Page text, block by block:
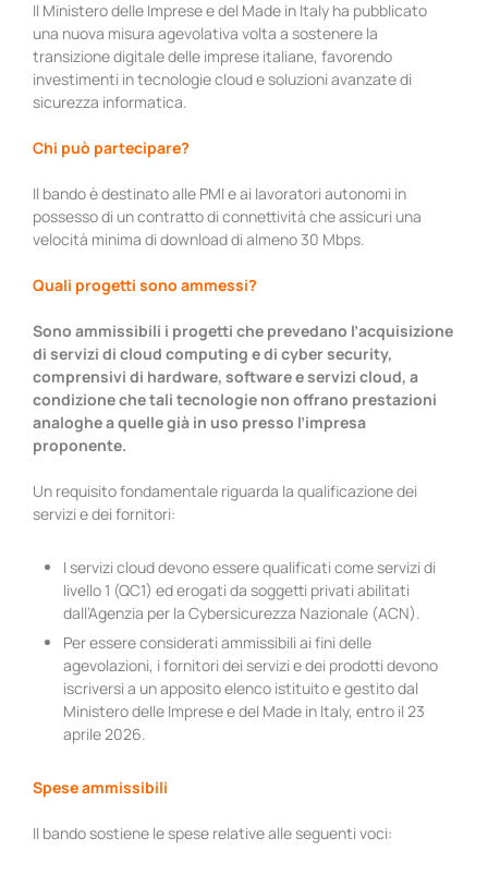
Il Ministero delle Imprese e del Made in Italy ha pubblicato
una nuova misura agevolativa volta a sostenere la
transizione digitale delle imprese italiane, favorendo
investimenti in tecnologie cloud e soluzioni avanzate di
sicurezza informatica.
Chi può partecipare?
Il bando è destinato alle PMI e ai lavoratori autonomi in
possesso di un contratto di connettività che assicuri una
velocità minima di download di almeno 30 Mbps.
Quali progetti sono ammessi?
Sono ammissibili i progetti che prevedano l’acquisizione
di servizi di cloud computing e di cyber security,
comprensivi di hardware, software e servizi cloud, a
condizione che tali tecnologie non offrano prestazioni
analoghe a quelle già in uso presso l’impresa
proponente.
Un requisito fondamentale riguarda la qualificazione dei
servizi e dei fornitori:
I servizi cloud devono essere qualificati come servizi di
livello 1 (QC1) ed erogati da soggetti privati abilitati
dall’Agenzia per la Cybersicurezza Nazionale (ACN).
Per essere considerati ammissibili ai fini delle
agevolazioni, i fornitori dei servizi e dei prodotti devono
iscriversi a un apposito elenco istituito e gestito dal
Ministero delle Imprese e del Made in Italy, entro il 23
aprile 2026.
Spese ammissibili
Il bando sostiene le spese relative alle seguenti voci: